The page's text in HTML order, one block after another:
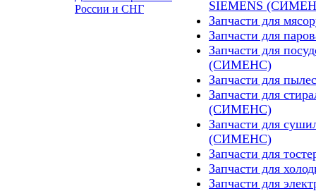
России и СНГ
SIEMENS
Запчасти для
Запчасти для
Запчасти для
(СИМЕНС)
Запчасти для
Запчасти для
(СИМЕНС)
Запчасти для
(СИМЕНС)
Запчасти для
Запчасти для
Запчасти для